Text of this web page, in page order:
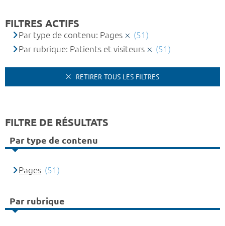
FILTRES ACTIFS
Par type de contenu: Pages
(51)
Par rubrique: Patients et visiteurs
(51)
RETIRER TOUS LES FILTRES
FILTRE DE RÉSULTATS
Par type de contenu
Pages (51)
Par rubrique